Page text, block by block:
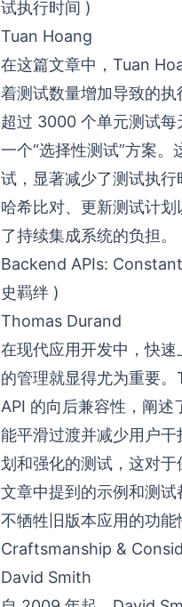
试执行时间 )
Tuan Hoang
在这篇文章中，Tuan
着测试数量增加导致的
超过 3000 个单元测试
一个“选择性测试”方案
试，显著减少了测试执
哈希比对、更新测试计
了持续集成系统的负担。
Backend APIs:
史羁绊 )
Thomas Durand
在现代应用开发中，快
的管理就显得尤为重要
API 的向后兼容性，阐述
能平滑过渡并减少用户
划和强化的测试，这对于
文章中提到的示例和测
不牺牲旧版本应用的功能
Craftsmanship &
David Smith